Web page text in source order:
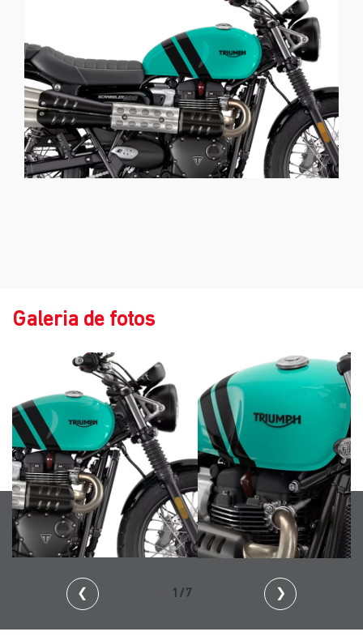
Galeria de fotos
❮ 2/7 ❯